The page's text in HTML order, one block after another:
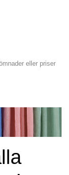
eller priser